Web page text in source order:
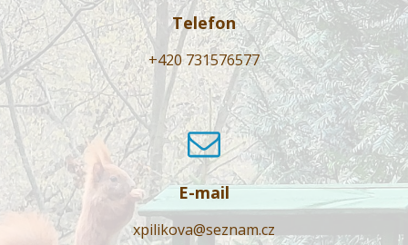
Telefon
+420 731576577
E-mail
xpilikova@seznam.cz